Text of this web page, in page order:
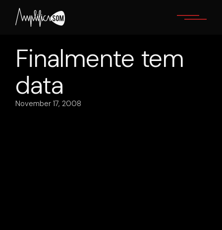
content
Finalmente tem
data
November 17, 2008